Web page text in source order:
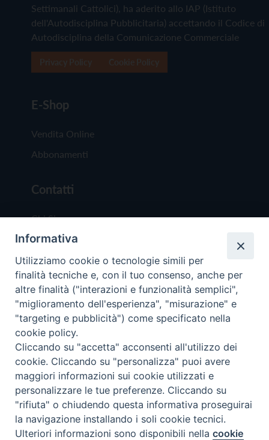
Settimanali Cattolici), ha aderito allo IAP (Istituto
dell'Autodisciplina Pubblicitaria) accettando il Codice di
Autodisciplina della Comunicazione Commerciale
E-Shop
Vendita Online
Abbonamenti
Contatti
Chi Siamo
Redazione
Scrivici
Copyright © 2019 - Tutti i diritti riservati - Vita
Trentina Editrice
Privacy Policy
Torna
Preferenze Cookie
Informativa
Utilizziamo cookie o tecnologie simili per
finalità tecniche e, con il tuo consenso, anche per
altre finalità ("interazioni e funzionalità semplici",
"miglioramento dell'esperienza", "misurazione" e
"targeting e pubblicità") come specificato nella
cookie policy.
Cliccando su "accetta" acconsenti all'utilizzo dei
cookie. Cliccando su "personalizza" puoi avere
maggiori informazioni sui cookie utilizzati e
personalizzare le tue preferenze. Cliccando su
"rifiuta" o chiudendo questa informativa proseguirai
la navigazione installando i soli cookie tecnici.
Ulteriori informazioni sono disponibili nellacookie